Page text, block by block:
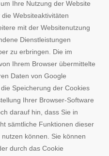
Ihre Nutzung der Website
Websiteaktivitäten
mit der Websitenutzung
Dienstleistungen
zu erbringen. Die im
Ihrem Browser übermittelte
Daten von Google
Speicherung der Cookies
Ihrer Browser-Software
darauf hin, dass Sie in
sämtliche Funktionen dieser
können. Sie können
durch das Cookie